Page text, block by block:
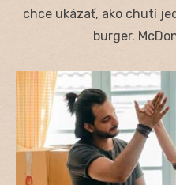
chce ukázať, ako chutí
burger.